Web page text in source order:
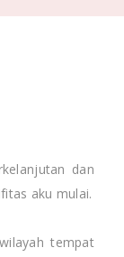
dan
aku mulai.
tempat